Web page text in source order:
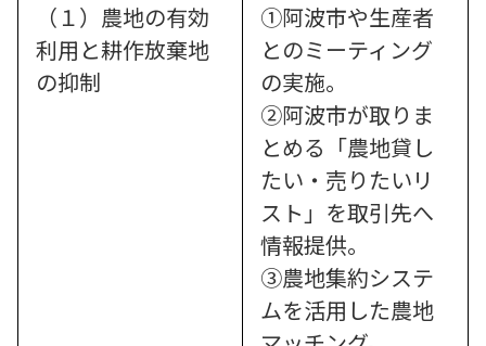
（１）農地の有効
利用と耕作放棄地
の抑制
①阿波市や生産者
とのミーティング
の実施。
②阿波市が取りま
とめる「農地貸し
たい・売りたいリ
スト」を取引先へ
情報提供。
③農地集約システ
ムを活用した農地